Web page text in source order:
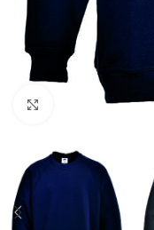
Click to enlarge